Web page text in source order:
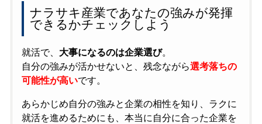
ナラサキ産業であなたの強みが発揮
できるかチェックしよう
就活で、 大事になるのは企業選び。
自分の強みが活かせないと、残念ながら選考落ちの
可能性が高いです。
あらかじめ自分の強みと企業の相性を知り、ラクに
就活を進めるためにも、本当に自分に合った企業を